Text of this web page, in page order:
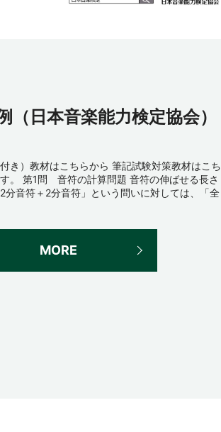
（日本音楽能力検定協会）
き）教材はこちらから 筆記試験対策教材はこち
。 第1問 音符の計算問題 音符の伸ばせる長さ
分音符＋2分音符」という問いに対しては、「全
MORE